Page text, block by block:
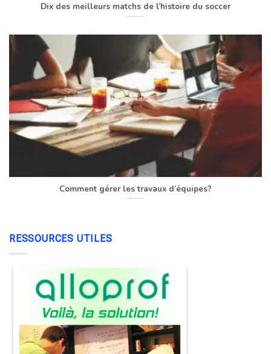
Dix des meilleurs matchs de l’histoire du soccer
Comment gérer les travaux d’équipes?
RESSOURCES UTILES